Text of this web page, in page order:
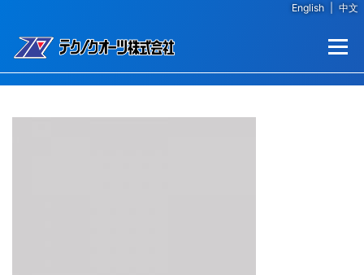
English
中文
メニュー